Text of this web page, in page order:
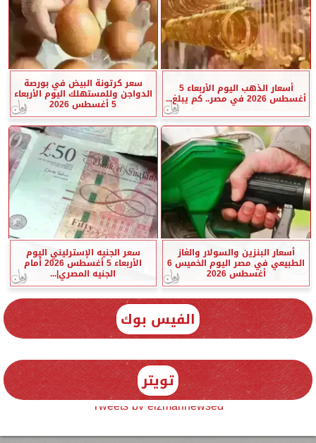
أسعار الذهب اليوم الأربعاء 5
أغسطس 2026 في مصر.. كم يبلغ...
سعر كرتونة البيض في بورصة
الدواجن وللمستهلك اليوم الأربعاء
5 أغسطس 2026
أسعار البنزين والسولار والغاز
الطبيعي في مصر اليوم الخميس 6
أغسطس 2026
سعر الجنيه الإسترليني اليوم
الأربعاء 5 أغسطس 2026 أمام
الجنيه المصري|...
الفيس بوك
تويتر
Tweets by elzmannewseg